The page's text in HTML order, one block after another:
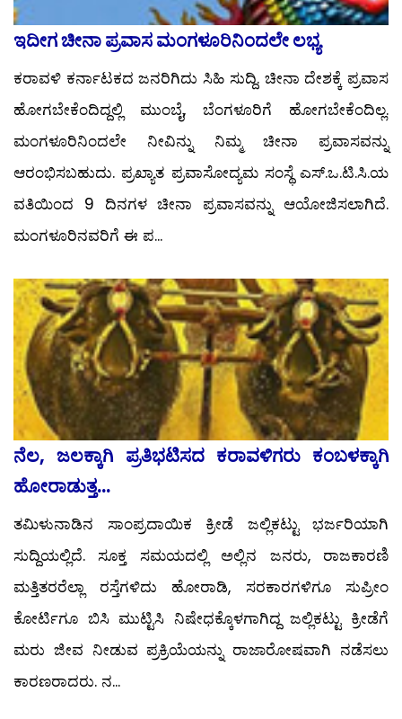
ಇದೀಗ ಚೀನಾ ಪ್ರವಾಸ ಮಂಗಳೂರಿನಿಂದಲೇ ಲಭ್ಯ
ಕರಾವಳಿ ಕರ್ನಾಟಕದ ಜನರಿಗಿದು ಸಿಹಿ ಸುದ್ದಿ. ಚೀನಾ ದೇಶಕ್ಕೆ ಪ್ರವಾಸ
ಹೋಗಬೇಕೆಂದಿದ್ದಲ್ಲಿ ಮುಂಬೈ, ಬೆಂಗಳೂರಿಗೆ ಹೋಗಬೇಕೆಂದಿಲ್ಲ.
ಮಂಗಳೂರಿನಿಂದಲೇ ನೀವಿನ್ನು ನಿಮ್ಮ ಚೀನಾ ಪ್ರವಾಸವನ್ನು
ಆರಂಭಿಸಬಹುದು. ಪ್ರಖ್ಯಾತ ಪ್ರವಾಸೋದ್ಯಮ ಸಂಸ್ಥೆ ಎಸ್.ಒ.ಟಿ.ಸಿ.ಯ
ವತಿಯಿಂದ 9 ದಿನಗಳ ಚೀನಾ ಪ್ರವಾಸವನ್ನು ಆಯೋಜಿಸಲಾಗಿದೆ.
ಮಂಗಳೂರಿನವರಿಗೆ ಈ ಪ...
ನೆಲ, ಜಲಕ್ಕಾಗಿ ಪ್ರತಿಭಟಿಸದ ಕರಾವಳಿಗರು ಕಂಬಳಕ್ಕಾಗಿ
ಹೋರಾಡುತ್ತ...
ತಮಿಳುನಾಡಿನ ಸಾಂಪ್ರದಾಯಿಕ ಕ್ರೀಡೆ ಜಲ್ಲಿಕಟ್ಟು ಭರ್ಜರಿಯಾಗಿ
ಸುದ್ದಿಯಲ್ಲಿದೆ. ಸೂಕ್ತ ಸಮಯದಲ್ಲಿ ಅಲ್ಲಿನ ಜನರು, ರಾಜಕಾರಣಿ
ಮತ್ತಿತರರೆಲ್ಲಾ ರಸ್ತೆಗಳಿದು ಹೋರಾಡಿ, ಸರಕಾರಗಳಿಗೂ ಸುಪ್ರೀಂ
ಕೋರ್ಟಿಗೂ ಬಿಸಿ ಮುಟ್ಟಿಸಿ ನಿಷೇಧಕ್ಕೊಳಗಾಗಿದ್ದ ಜಲ್ಲಿಕಟ್ಟು ಕ್ರೀಡೆಗೆ
ಮರು ಜೀವ ನೀಡುವ ಪ್ರಕ್ರಿಯೆಯನ್ನು ರಾಜಾರೋಷವಾಗಿ ನಡೆಸಲು
ಕಾರಣರಾದರು. ನ...